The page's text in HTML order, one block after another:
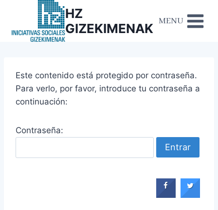
HZ
GIZEKIMENAK MENU
Este contenido está protegido por contraseña.
Para verlo, por favor, introduce tu contraseña a
continuación:
Contraseña: